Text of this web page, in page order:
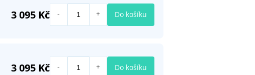
3 095 Kč Do košíku
3 095 Kč Do košíku